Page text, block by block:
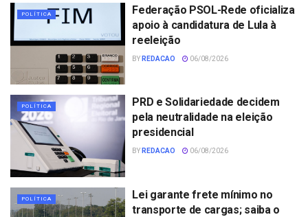
POLÍTICA
Federação PSOL-Rede oficializa
apoio à candidatura de Lula à
reeleição
BY REDACAO 06/08/2026
POLÍTICA
PRD e Solidariedade decidem
pela neutralidade na eleição
presidencial
BY REDACAO 06/08/2026
POLÍTICA
Lei garante frete mínimo no
transporte de cargas; saiba o